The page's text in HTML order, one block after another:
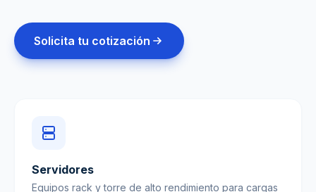
Solicita tu cotización
Servidores
Equipos rack y torre de alto rendimiento para cargas